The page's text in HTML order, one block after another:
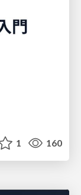
1 160